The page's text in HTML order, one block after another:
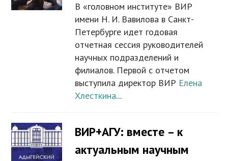
В «головном институте» ВИР
имени Н. И. Вавилова в Санкт-
Петербурге идет годовая
отчетная сессия руководителей
научных подразделений и
филиалов. Первой с отчетом
выступила директор ВИР Елена
Хлесткина...
ВИР+АГУ: вместе – к
актуальным научным